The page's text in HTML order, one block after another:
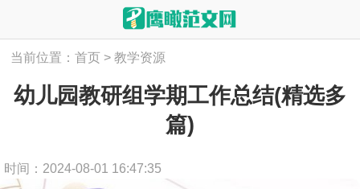
当前位置：首页 > 教学资源
幼儿园教研组学期工作总结(精选多
篇)
时间：2024-08-01 16:47:35